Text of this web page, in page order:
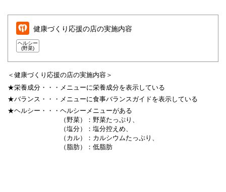
健康づくり応援の店の実施内容
ヘルシー
(野菜)
＜健康づくり応援の店の実施内容＞
★栄養成分・・・ メニューに栄養成分を表示している
★バランス・・・ メニューに食事バランスガイドを表示している
★ヘルシー・・・ ヘルシーメニューがある
（野菜）：野菜たっぷり、
（塩分）：塩分控えめ、
（カル）：カルシウムたっぷり、
（脂肪）：低脂肪